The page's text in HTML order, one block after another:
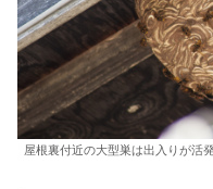
屋根裏付近の大型巣は出入りが活